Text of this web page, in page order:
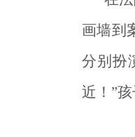
画墙到
分别扮
近！”